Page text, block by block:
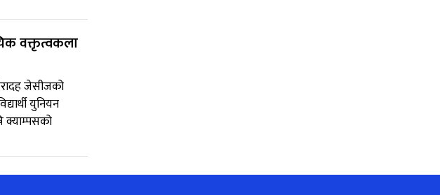
वक्तृत्वकला
जेसीजको
युनियन
क्याम्पसको